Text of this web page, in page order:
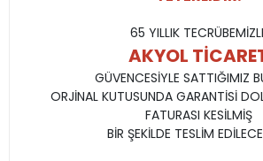
65 YILLIK
AKYOL
GÜVENCESİYLE SATTIĞIMIZ
ORJİNAL KUTUSUNDA GARANTİSİ
FATURASI KESİLMİŞ
BİR ŞEKİLDE TESLİM